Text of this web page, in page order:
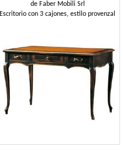
de Faber Mobili Srl
Escritorio con 3 cajones, estilo provenzal